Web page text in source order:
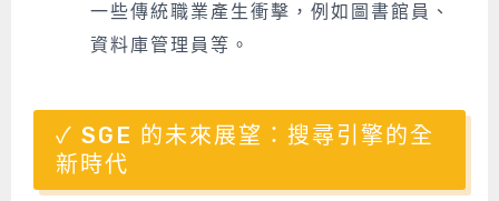
一些傳統職業產生衝擊，例如圖書館員、
資料庫管理員等。
SGE 的未來展望：搜尋引擎的全
新時代